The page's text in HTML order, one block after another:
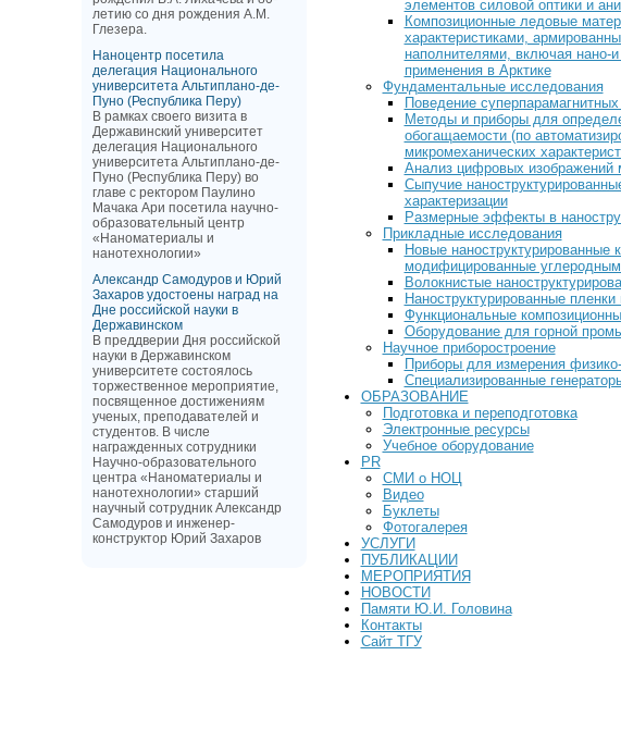
летию со дня рождения А.М.
Глезера.
Наноцентр посетила
делегация Национального
университета Альтиплано-де-
Пуно (Республика Перу)
В рамках своего визита в
Державинский университет
делегация Национального
университета Альтиплано-де-
Пуно (Республика Перу) во
главе с ректором Паулино
Мачака Ари посетила научно-
образовательный центр
«Наноматериалы и
нанотехнологии»
Александр Самодуров и Юрий
Захаров удостоены наград на
Дне российской науки в
Державинском
В преддверии Дня российской
науки в Державинском
университете состоялось
торжественное мероприятие,
посвященное достижениям
ученых, преподавателей и
студентов. В числе
награжденных сотрудники
Научно-образовательного
центра «Наноматериалы и
нанотехнологии» старший
научный сотрудник Александр
Самодуров и инженер-
конструктор Юрий Захаров
элементов силовой оптики и
Композиционные ледовые
характеристиками,
наполнителями, включая нано-
применения в Арктике
Фундаментальные исследования
Поведение
Методы и приборы для
обогащаемости (по
микромеханических
Анализ цифровых изображений
Сыпучие
характеризации
Размерные эффекты в
Прикладные исследования
Новые наноструктурированные
модифицированные
Волокнистые
Наноструктурированные пленки
Функциональные
Оборудование для горной
Научное приборостроение
Приборы для измерения
Специализированные
ОБРАЗОВАНИЕ
Подготовка и переподготовка
Электронные ресурсы
Учебное оборудование
PR
СМИ о НОЦ
Видео
Буклеты
Фотогалерея
УСЛУГИ
ПУБЛИКАЦИИ
МЕРОПРИЯТИЯ
НОВОСТИ
Памяти Ю.И. Головина
Контакты
Сайт ТГУ